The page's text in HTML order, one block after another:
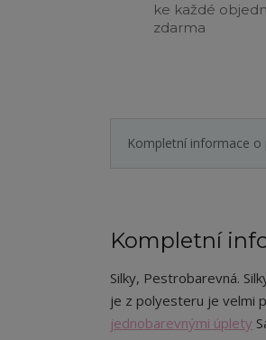
ke každé
zdarma
Kompletní informace o
Kompletní
Silky, Pestrobarevná.
je z polyesteru je velmi
jednobarevnými úplety